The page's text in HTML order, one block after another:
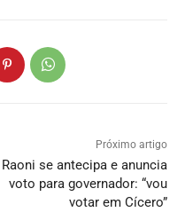
Próximo artigo
Raoni se antecipa e anuncia
voto para governador: “vou
votar em Cícero”